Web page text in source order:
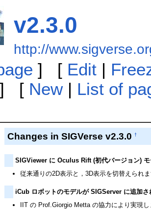
v2.3.0
http://
] [ Edit|
] [ New| List of
Changes in SIGVerse v2.3.0 †
SIGViewer に Oculus Rift (初代バージョン)
従来通りの2D表示と，3D表示を切替えられ
iCub ロボットのモデルが SIGServer に追加
IIT の Prof.Giorgio Metta の協力により実現